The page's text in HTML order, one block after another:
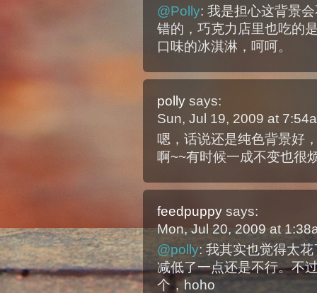
@Polly: 我是担心这背景
错的，巧克力店里也吃的
口味的冰淇淋，呵呵。
polly says:
Sun, Jul 19, 2009 at
嗯，话说还是纯色背景好
啊~~有时候一成不变也很
feedpuppy says:
Mon, Jul 20, 2009 at
@polly: 我其实也觉得太
减低了一点还是不行。不
个，hoho